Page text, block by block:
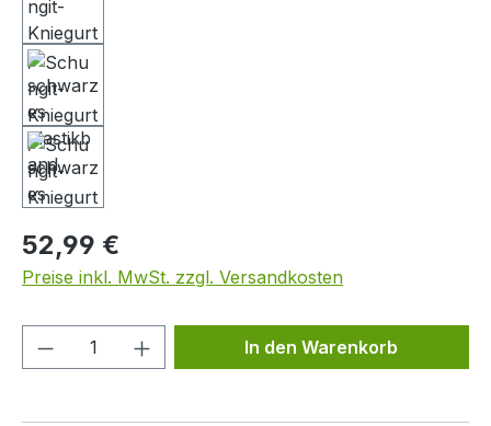
Regulärer Preis:
52,99 €
Preise inkl. MwSt. zzgl. Versandkosten
Produkt Anzahl: Gib denIn den Warenkorb